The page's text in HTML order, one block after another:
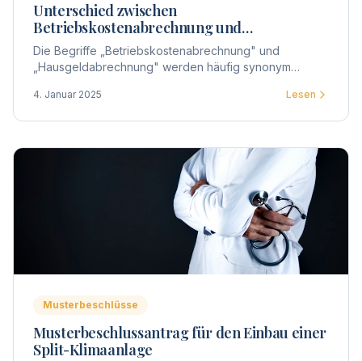
Unterschied zwischen
Betriebskostenabrechnung und
Hausgeldabrechnung
Die Begriffe „Betriebskostenabrechnung" und
„Hausgeldabrechnung" werden häufig synonym
zwischen beiden.
4. Januar 2025 Lesen
Musterbeschlüsse
Musterbeschlussantrag für den Einbau einer
Split-Klimaanlage